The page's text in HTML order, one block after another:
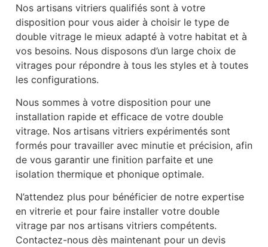
Nos artisans vitriers qualifiés sont à votre
disposition pour vous aider à choisir le type de
double vitrage le mieux adapté à votre habitat et à
vos besoins. Nous disposons d’un large choix de
vitrages pour répondre à tous les styles et à toutes
les configurations.
Nous sommes à votre disposition pour une
installation rapide et efficace de votre double
vitrage. Nos artisans vitriers expérimentés sont
formés pour travailler avec minutie et précision, afin
de vous garantir une finition parfaite et une
isolation thermique et phonique optimale.
N’attendez plus pour bénéficier de notre expertise
en vitrerie et pour faire installer votre double
vitrage par nos artisans vitriers compétents.
Contactez-nous dès maintenant pour un devis